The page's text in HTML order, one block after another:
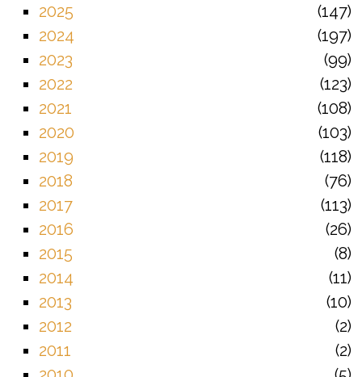
2025
147
2024
197
2023
99
2022
123
2021
108
2020
103
2019
118
2018
76
2017
113
2016
26
2015
8
2014
11
2013
10
2012
2
2011
2